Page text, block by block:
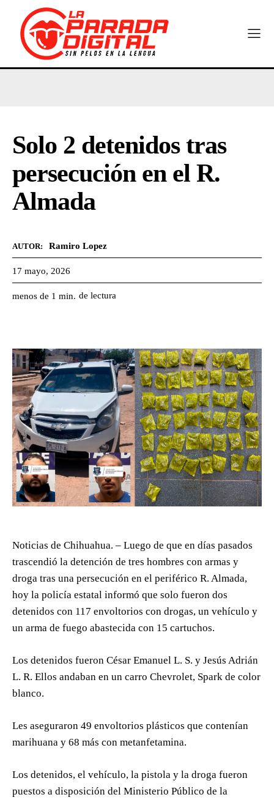
Solo 2 detenidos tras
persecución en el R.
Almada
AUTOR: Ramiro Lopez
17 mayo, 2026
menos de 1 min. de lectura
Noticias de Chihuahua. – Luego de que en días pasados
trascendió la detención de tres hombres con armas y
droga tras una persecución en el periférico R. Almada,
hoy la policía estatal informó que solo fueron dos
detenidos con 117 envoltorios con drogas, un vehículo y
un arma de fuego abastecida con 15 cartuchos.
Los detenidos fueron César Emanuel L. S. y Jesús Adrián
L. R. Ellos andaban en un carro Chevrolet, Spark de color
blanco.
Les aseguraron 49 envoltorios plásticos que contenían
marihuana y 68 más con metanfetamina.
Los detenidos, el vehículo, la pistola y la droga fueron
puestos a disposición del Ministerio Público de la